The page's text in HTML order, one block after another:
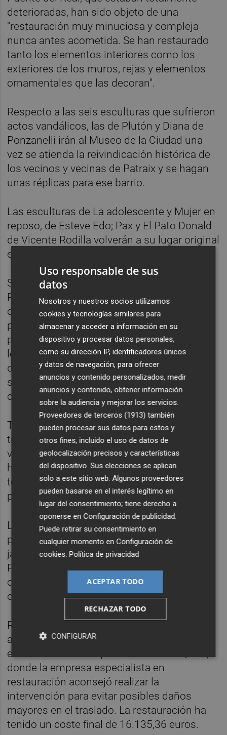
deterioradas, han sido objeto de una
"restauración muy minuciosa y compleja
nunca antes acometida. Se han restaurado
tanto los elementos interiores como los
exteriores de los muros, rejas y elementos
ornamentales que las decoran".
Respecto a las seis esculturas que sufrieron
actos vandálicos, las de Plutón y Diana de
Ponzanelli irán al Museo de la Ciudad una
vez se atienda la reivindicación histórica de
los vecinos y vecinas de Patraix y se hagan
unas réplicas para ese barrio.
Las esculturas de La adolescente y Mujer en
reposo, de Esteve Edo; Pax y El Pato Donald
de Vicente Rodilla volverán a su lugar original
en los jardines de Viveros.
Según Tello, el Plan Municipal de
Recuperación del Patrimonio "está
concebido para ser desarrollado a largo
plazo y con un importante esfuerzo
presupuestario para poder restaurar todos
los elementos patrimoniales de la ciudad
que lo necesiten y devolver a la ciudadanía
su legado patrimonial en las mejores
condiciones".
También ha reiterado la importancia de
transmitir y educar a las generaciones
venideras en el cuidado del patrimonio
histórico de la ciudad "porque es tarea de
todos seguir colaborando en el respeto al
patrimonio cultural en común".
La intervención para reparar pilastras,
puertas, rejas y casetas en el extremo de los
jardines recayente a la calle Sant Pius V y al
Puente del Real comenzó el pasado mes de
octubre y ha tenido un coste total de 54.692
euros.
Respecto a las esculturas mutiladas por un
acto vandálico en 2012, fueron depositadas
en las naves municipales de Vara de Quart,
donde la empresa especialista en
restauración aconsejó realizar la
intervención para evitar posibles daños
mayores en el traslado. La restauración ha
tenido un coste final de 16.135,36 euros.
Uso responsable de sus
datos
Nosotros y nuestros socios utilizamos
cookies y tecnologías similares para
almacenar y acceder a información en su
dispositivo y procesar datos personales,
como su dirección IP, identificadores únicos
y datos de navegación, para ofrecer
anuncios y contenido personalizados, medir
anuncios y contenido, obtener información
sobre la audiencia y mejorar los servicios.
Proveedores de terceros (1913) también
pueden procesar sus datos para estos y
otros fines, incluido el uso de datos de
geolocalización precisos y características
del dispositivo. Sus elecciones se aplican
solo a este sitio web. Algunos proveedores
pueden basarse en el interés legítimo en
lugar del consentimiento; tiene derecho a
oponerse enConfiguración de publicidad
Puede retirar su consentimiento en
cualquier momento enConfiguración de
cookies .Política de privacidad
ACEPTAR TODO
RECHAZAR TODO
CONFIGURAR